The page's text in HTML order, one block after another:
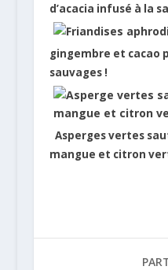
d’acacia infusé à la
gingembre et cacao
sauvages !
Asperges vertes
mangue et citron